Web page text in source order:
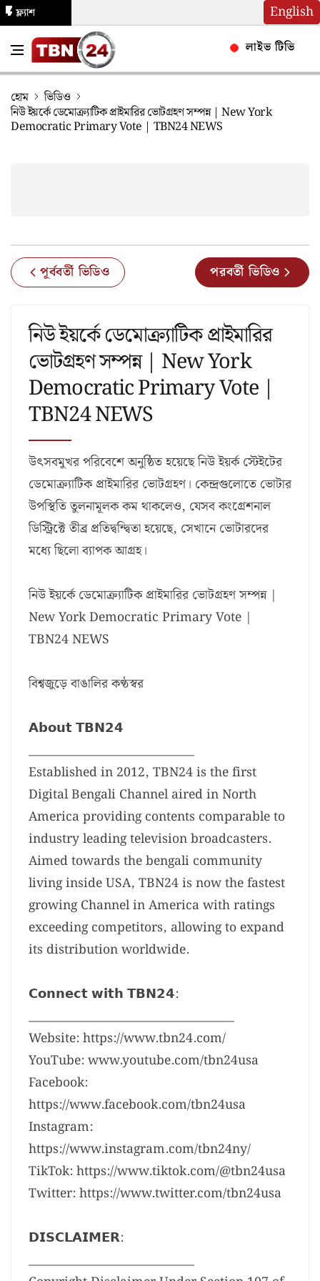
English
ফ্ল্যাশ
লাইভ টিভি
হোম
ভিডিও
নিউ ইয়র্কে ডেমোক্র্যাটিক প্রাইমারির ভোটগ্রহণ সম্পন্ন | New York
Democratic Primary Vote | TBN24 NEWS
পূর্ববর্তী ভিডিও পরবর্তী ভিডিও
নিউ ইয়র্কে ডেমোক্র্যাটিক প্রাইমারির
ভোটগ্রহণ সম্পন্ন | New York
Democratic Primary Vote |
TBN24 NEWS
উৎসবমুখর পরিবেশে অনুষ্ঠিত হয়েছে নিউ ইয়র্ক স্টেইটের
ডেমোক্র্যাটিক প্রাইমারির ভোটগ্রহণ। কেন্দ্রগুলোতে ভোটার
উপস্থিতি তুলনামূলক কম থাকলেও, যেসব কংগ্রেশনাল
ডিস্ট্রিক্টে তীব্র প্রতিদ্বন্দ্বিতা হয়েছে, সেখানে ভোটারদের
মধ্যে ছিলো ব্যাপক আগ্রহ।
নিউ ইয়র্কে ডেমোক্র্যাটিক প্রাইমারির ভোটগ্রহণ সম্পন্ন |
New York Democratic Primary Vote |
TBN24 NEWS
বিশ্বজুড়ে বাঙালির কণ্ঠস্বর
𝗔𝗯𝗼𝘂𝘁 𝗧𝗕𝗡𝟮𝟰
_____________________________
Established in 2012, TBN24 is the first
Digital Bengali Channel aired in North
America providing contents comparable to
industry leading television broadcasters.
Aimed towards the bengali community
living inside USA, TBN24 is now the fastest
growing Channel in America with ratings
exceeding competitors, allowing to expand
its distribution worldwide.
𝗖𝗼𝗻𝗻𝗲𝗰𝘁 𝘄𝗶𝘁𝗵 𝗧𝗕𝗡𝟮𝟰:
____________________________________
Website: https://www.tbn24.com/
YouTube: www.youtube.com/tbn24usa
Facebook:
https://www.facebook.com/tbn24usa
Instagram:
https://www.instagram.com/tbn24ny/
TikTok: https://www.tiktok.com/@tbn24usa
Twitter: https://www.twitter.com/tbn24usa
𝗗𝗜𝗦𝗖𝗟𝗔𝗜𝗠𝗘𝗥:
_____________________________